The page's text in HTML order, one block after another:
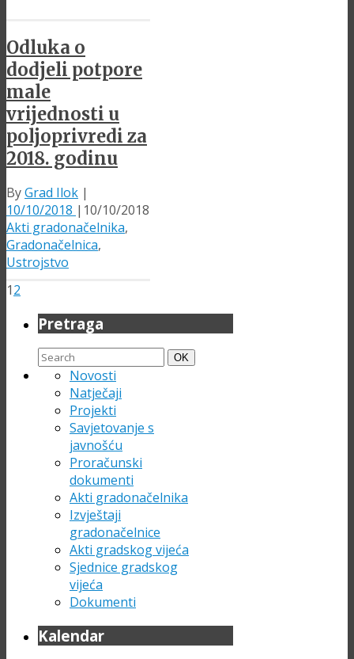
Odluka o
dodjeli potpore
male
vrijednosti u
poljoprivredi za
2018. godinu
ByGrad Ilok |
10/10/2018 | 10/10/2018
Akti gradonačelnika,
Gradonačelnica,
Ustrojstvo
12
Pretraga
Search
for:
Search
OK
Novosti
Natječaji
Projekti
Savjetovanje s
javnošću
Proračunski
dokumenti
Akti gradonačelnika
Izvještaji
gradonačelnice
Akti gradskog vijeća
Sjednice gradskog
vijeća
Dokumenti
Kalendar